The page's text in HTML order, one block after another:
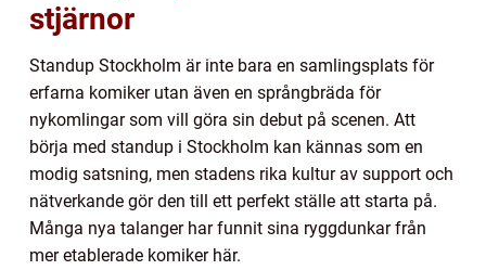
stjärnor
Standup Stockholm är inte bara en samlingsplats för
erfarna komiker utan även en språngbräda för
nykomlingar som vill göra sin debut på scenen. Att
börja med standup i Stockholm kan kännas som en
modig satsning, men stadens rika kultur av support och
nätverkande gör den till ett perfekt ställe att starta på.
Många nya talanger har funnit sina ryggdunkar från
mer etablerade komiker här.